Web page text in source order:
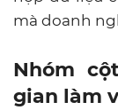
mà doanh
Nhóm
gian làm